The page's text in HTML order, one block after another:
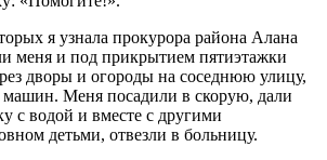
я узнала прокурора района Алана
меня и под прикрытием пятиэтажки
дворы и огороды на соседнюю улицу,
машин. Меня посадили в скорую, дали
с водой и вместе с другими
детьми, отвезли в больницу.